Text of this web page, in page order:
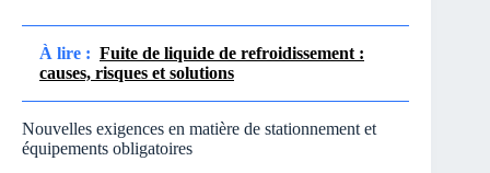
À lire : Fuite de liquide de refroidissement :
causes, risques et solutions
Nouvelles exigences en matière de stationnement et
équipements obligatoires